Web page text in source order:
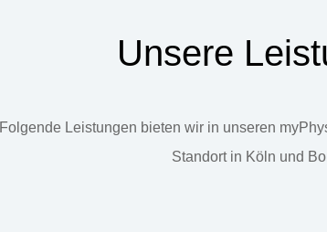
Unsere
Folgende Leistungen bieten wir in unseren
Standort in Köln und